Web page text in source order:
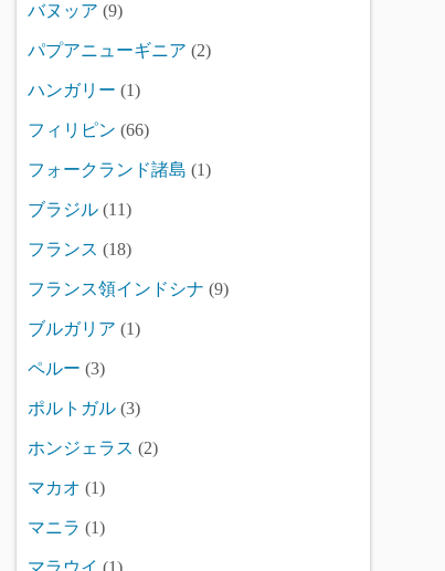
バヌッア (9)
パプアニューギニア (2)
ハンガリー (1)
フィリピン (66)
フォークランド諸島 (1)
ブラジル (11)
フランス (18)
フランス領インドシナ (9)
ブルガリア (1)
ペルー (3)
ポルトガル (3)
ホンジェラス (2)
マカオ (1)
マニラ (1)
マラウイ (1)